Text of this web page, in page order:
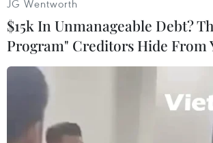
đóng gần thủ đô, các trung tâm
khoa học ở quận Berse phía Bắc
bị bắn phá./.
JG Wentworth
$15k In Unmanageable Debt?
Program" Creditors Hide From